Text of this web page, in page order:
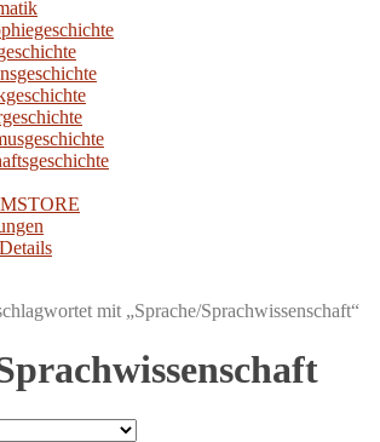
mit „Sprache/Sprachwissenschaft“